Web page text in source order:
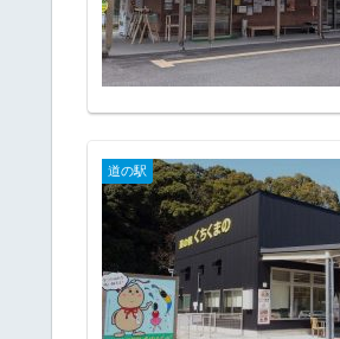
道の駅